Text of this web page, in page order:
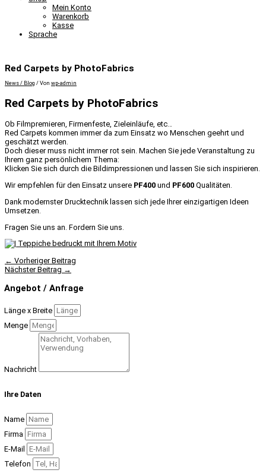
Mein Konto
Warenkorb
Kasse
Sprache
Red Carpets by PhotoFabrics
News / Blog / Von wp-admin
Red Carpets by PhotoFabrics
Ob Filmpremieren, Firmenfeste, Zieleinläufe, etc…
Red Carpets kommen immer da zum Einsatz wo Menschen geehrt und
geschätzt werden.
Doch dieser muss nicht immer rot sein. Machen Sie jede Veranstaltung zu
Ihrem ganz persönlichem Thema:
Klicken Sie sich durch die Bildimpressionen und lassen Sie sich inspirieren.
Wir empfehlen für den Einsatz unsere PF400 und PF600 Qualitäten.
Dank modernster Drucktechnik lassen sich jede Ihrer einzigartigen Ideen
Umsetzen.
Fragen Sie uns an. Fordern Sie uns.
← Vorheriger Beitrag
Nächster Beitrag →
Angebot / Anfrage
Länge x Breite
Menge
Nachricht
Ihre Daten
Name
Firma
E-Mail
Telefon